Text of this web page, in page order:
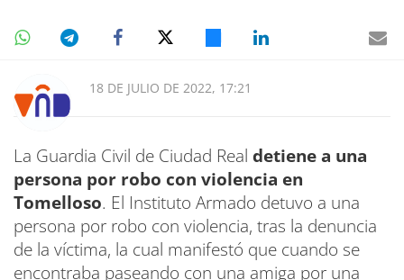
18 DE JULIO DE 2022, 17:21
La Guardia Civil de Ciudad Real detiene a una
persona por robo con violencia en
Tomelloso. El Instituto Armado detuvo a una
persona por robo con violencia, tras la denuncia
de la víctima, la cual manifestó que cuando se
encontraba paseando con una amiga por una